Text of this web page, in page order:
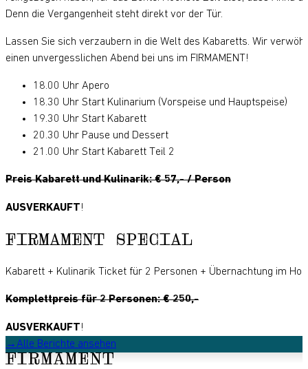
Denn die Vergangenheit steht direkt vor der Tür.
Lassen Sie sich verzaubern in die Welt des Kabaretts. Wir
einen unvergesslichen Abend bei uns im FIRMAMENT!
18.00 Uhr Apero
18.30 Uhr Start Kulinarium (Vorspeise und Hauptspeise)
19.30 Uhr Start Kabarett
20.30 Uhr Pause und Dessert
21.00 Uhr Start Kabarett Teil 2
Preis Kabarett und Kulinarik: € 57,- / Person
AUSVERKAUFT!
FIRMAMENT SPECIAL
Kabarett + Kulinarik Ticket für 2 Personen + Übernachtung im
Komplettpreis für 2 Personen: € 250,-
AUSVERKAUFT!
Alle Berichte ansehen